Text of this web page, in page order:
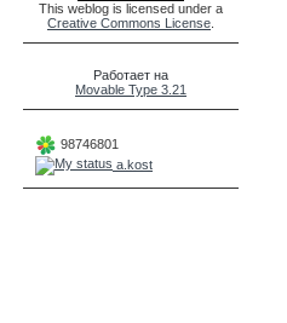
This weblog is licensed under a
Creative Commons License
Работает на
Movable Type 3.21
98746801
a.kost